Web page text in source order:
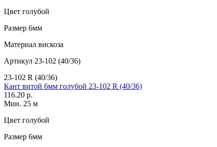
Цвет голубой
Размер 6мм
Материал вискоза
Артикул 23-102 (40/36)
23-102 R (40/36)
Кант витой 6мм голубой 23-102 R (40/36)
116.20 р.
Мин. 25 м
Цвет голубой
Размер 6мм